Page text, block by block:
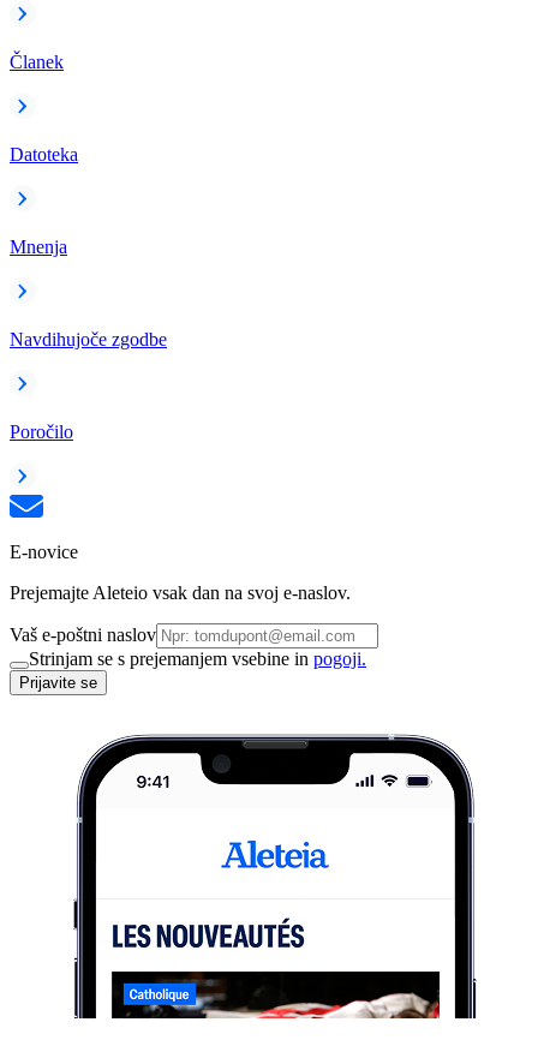
Članek
Datoteka
Mnenja
Navdihujoče zgodbe
Poročilo
E-novice
Prejemajte Aleteio vsak dan na svoj e-naslov.
Vaš e-poštni naslov
Strinjam se s prejemanjem vsebine in pogoji.
Prijavite se